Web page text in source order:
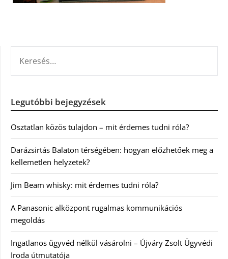
Legutóbbi bejegyzések
Osztatlan közös tulajdon – mit érdemes tudni róla?
Darázsirtás Balaton térségében: hogyan előzhetőek meg a
kellemetlen helyzetek?
Jim Beam whisky: mit érdemes tudni róla?
A Panasonic alközpont rugalmas kommunikációs
megoldás
Ingatlanos ügyvéd nélkül vásárolni – Újváry Zsolt Ügyvédi
Iroda útmutatója